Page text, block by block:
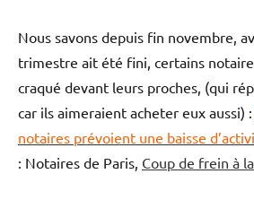
Nous savons depuis fin novembre,
trimestre ait été fini, certains
craqué devant leurs proches, (qui
car ils aimeraient acheter eux aussi) :
notaires prévoient une baisse
: Notaires de Paris, Coup de frein à